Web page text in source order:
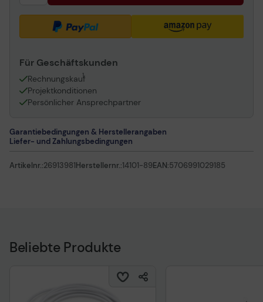
Für Geschäftskunden
Rechnungskauf
1
Projektkonditionen
Persönlicher Ansprechpartner
Garantiebedingungen & Herstellerangaben
Liefer- und Zahlungsbedingungen
Artikelnr.:26913981Herstellernr.:14101-89EAN:5706991029185
Beliebte Produkte